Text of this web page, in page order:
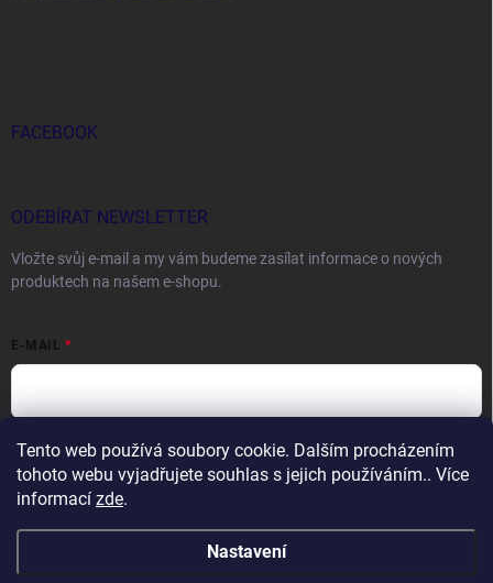
Tento web používá soubory cookie. Dalším procházením
tohoto webu vyjadřujete souhlas s jejich používáním.. Více
informací zde.
Nastavení
FACEBOOK
ODEBÍRAT NEWSLETTER
Vložte svůj e-mail a my vám budeme zasílat informace o nových
produktech na našem e-shopu.
E-MAIL
Vložením e-mailu souhlasíte spodmínkami ochrany osobních údajů
Přihlásit se